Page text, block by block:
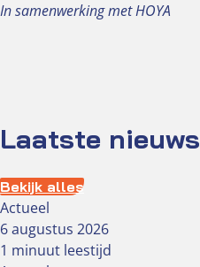
In samenwerking met HOYA
Laatste nieuws
Bekijk alles
Actueel
6 augustus 2026
1 minuut leestijd